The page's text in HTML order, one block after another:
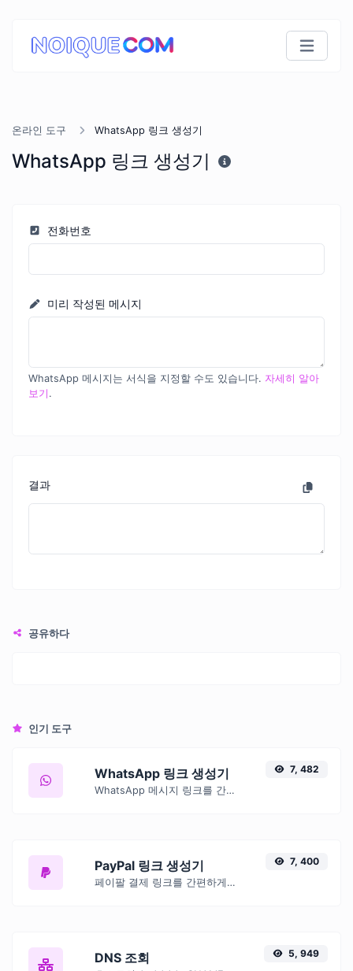
온라인 도구 WhatsApp 링크 생성기
WhatsApp 링크 생성기
전화번호
미리 작성된 메시지
WhatsApp 메시지는 서식을 지정할 수도 있습니다. 자세히 알아
보기 .
결과
공유하다
인기 도구
WhatsApp 링크 생성기
WhatsApp 메시지 링크를 간편하게 생성하세요.
7, 482
PayPal 링크 생성기
페이팔 결제 링크를 간편하게 생성하세요.
7, 400
DNS 조회 5, 949